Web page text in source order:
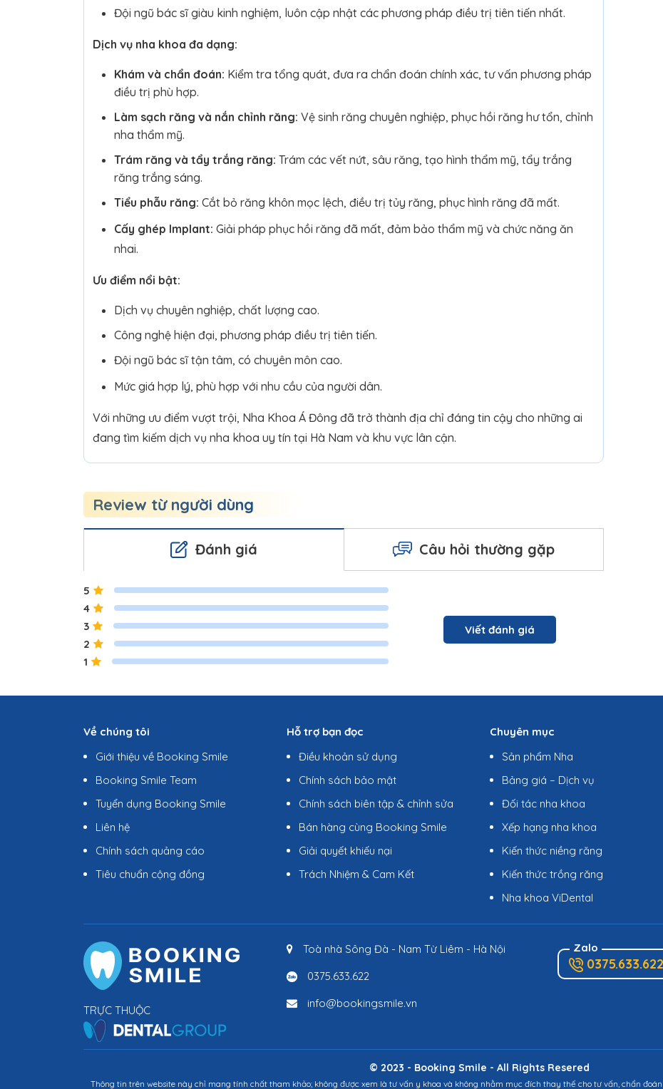
Đội ngũ bác sĩ giàu kinh nghiệm, luôn cập nhật các phương pháp điều trị tiên tiến nhất.
Dịch vụ nha khoa đa dạng:
Khám và chẩn đoán: Kiểm tra tổng quát, đưa ra chẩn đoán chính xác, tư vấn phương pháp
điều trị phù hợp.
Làm sạch răng và nắn chỉnh răng: Vệ sinh răng chuyên nghiệp, phục hồi răng hư tổn, chỉnh
nha thẩm mỹ.
Trám răng và tẩy trắng răng: Trám các vết nứt, sâu răng, tạo hình thẩm mỹ, tẩy trắng
răng trắng sáng.
Tiểu phẫu răng: Cắt bỏ răng khôn mọc lệch, điều trị tủy răng, phục hình răng đã mất.
Cấy ghép Implant: Giải pháp phục hồi răng đã mất, đảm bảo thẩm mỹ và chức năng ăn
nhai.
Ưu điểm nổi bật:
Dịch vụ chuyên nghiệp, chất lượng cao.
Công nghệ hiện đại, phương pháp điều trị tiên tiến.
Đội ngũ bác sĩ tận tâm, có chuyên môn cao.
Mức giá hợp lý, phù hợp với nhu cầu của người dân.
Với những ưu điểm vượt trội, Nha Khoa Á Đông đã trở thành địa chỉ đáng tin cậy cho những ai
đang tìm kiếm dịch vụ nha khoa uy tín tại Hà Nam và khu vực lân cận.
Review từ người dùng
Đánh giá Câu hỏi thường gặp
5
4
3
2
1
Viết đánh giá
Về chúng tôi
Giới thiệu về Booking Smile
Booking Smile Team
Tuyển dụng Booking Smile
Liên hệ
Chính sách quảng cáo
Tiêu chuẩn cộng đồng
Hỗ trợ bạn đọc
Điều khoản sử dụng
Chính sách bảo mật
Chính sách biên tập & chỉnh sửa
Bán hàng cùng Booking Smile
Giải quyết khiếu nại
Trách Nhiệm & Cam Kết
Chuyên mục
Sản phẩm Nha
Bảng giá – Dịch vụ
Đối tác nha khoa
Xếp hạng nha khoa
Kiến thức niềng răng
Kiến thức trồng răng
Nha khoa ViDental
TRỰC THUỘC
Toà nhà Sông Đà - Nam Từ Liêm - Hà Nội
0375.633.622
info@bookingsmile.vn
Zalo
0375.633.622
© 2023 - Booking Smile - All Rights Resered
Thông tin trên website này chỉ mang tính chất tham khảo; không được xem là tư vấn y khoa và không nhằm mục đích thay thế cho tư vấn, chẩn